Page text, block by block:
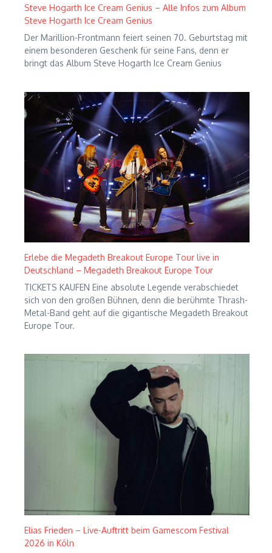
Steve Hogarth Ice Cream Genius – Alle Infos zum Album
Steve Hogarth Ice Cream Genius
Der Marillion-Frontmann feiert seinen 70. Geburtstag mit
einem besonderen Geschenk für seine Fans, denn er
bringt das Album Steve Hogarth Ice Cream Genius
Erlebe die Megadeth Breakout Europe Tour live in
Deutschland – Megadeth Breakout Europe Tour
TICKETS KAUFEN Eine absolute Legende verabschiedet
sich von den großen Bühnen, denn die berühmte Thrash-
Metal-Band geht auf die gigantische Megadeth Breakout
Europe Tour.
Elias Frieden – Live-Auftritt beim Gamescom Festival
2026 in Köln